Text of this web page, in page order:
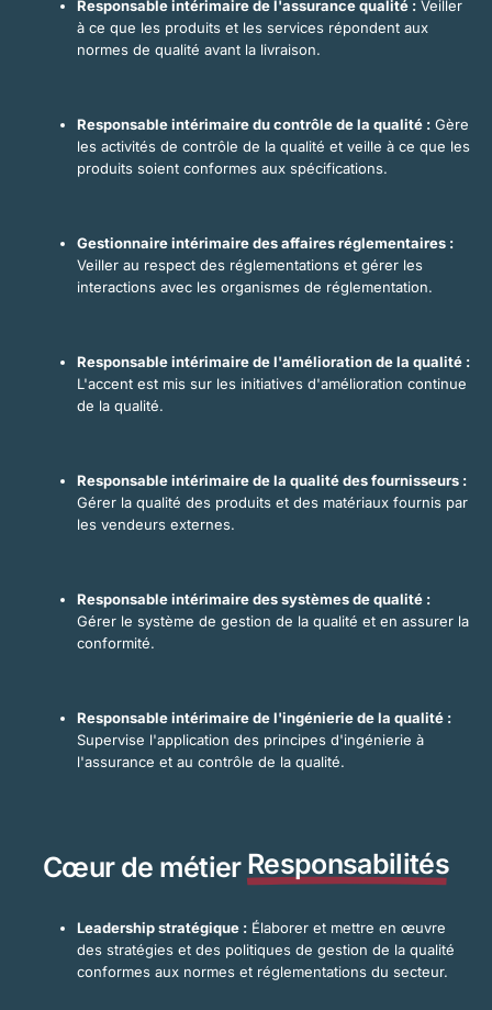
Responsable intérimaire de l'assurance qualité : Veiller
à ce que les produits et les services répondent aux
normes de qualité avant la livraison.
Responsable intérimaire du contrôle de la qualité : Gère
les activités de contrôle de la qualité et veille à ce que les
produits soient conformes aux spécifications.
Gestionnaire intérimaire des affaires réglementaires :
Veiller au respect des réglementations et gérer les
interactions avec les organismes de réglementation.
Responsable intérimaire de l'amélioration de la qualité :
L'accent est mis sur les initiatives d'amélioration continue
de la qualité.
Responsable intérimaire de la qualité des fournisseurs :
Gérer la qualité des produits et des matériaux fournis par
les vendeurs externes.
Responsable intérimaire des systèmes de qualité :
Gérer le système de gestion de la qualité et en assurer la
conformité.
Responsable intérimaire de l'ingénierie de la qualité :
Supervise l'application des principes d'ingénierie à
l'assurance et au contrôle de la qualité.
Cœur de métier Responsabilités
Leadership stratégique : Élaborer et mettre en œuvre
des stratégies et des politiques de gestion de la qualité
conformes aux normes et réglementations du secteur.